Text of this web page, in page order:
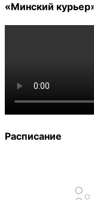
«Минский
Расписание